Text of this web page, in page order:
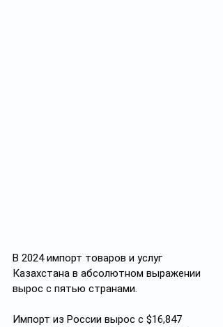
В 2024 импорт товаров и услуг
Казахстана в абсолютном выражении
вырос с пятью странами.
Импорт из России вырос с $16,847